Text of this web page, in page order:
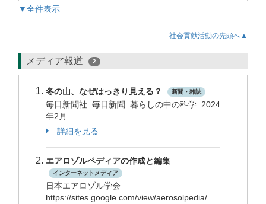
▼全件表示
社会貢献活動の先頭へ▲
メディア報道 2
冬の山、なぜはっきり見える？ 新聞・雑誌
毎日新聞社 毎日新聞 暮らしの中の科学 2024
年2月
詳細を見る
エアロゾルペディアの作成と編集
インターネットメディア
日本エアロゾル学会
https://sites.google.com/view/aerosolpedia/